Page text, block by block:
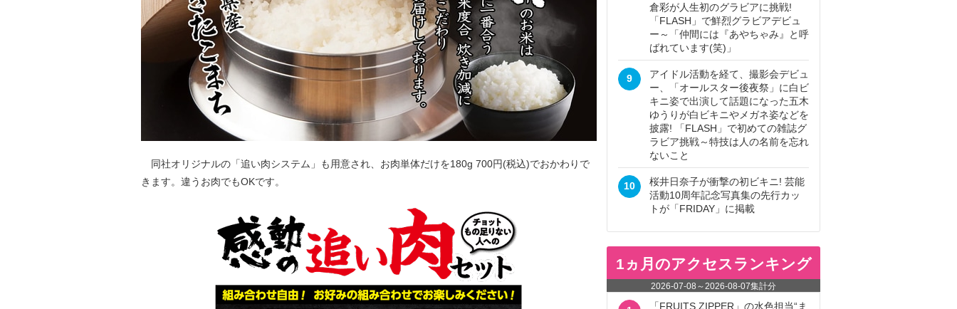
同社オリジナルの「追い肉システム」も用意され、お肉単体だけを180g 700円(税込)でおかわりで
きます。違うお肉でもOKです。
倉彩が人生初のグラビアに挑戦!
「FLASH」で鮮烈グラビアデビュ
ー～「仲間には『あやちゃみ』と呼
ばれています(笑)」
9
アイドル活動を経て、撮影会デビュ
ー、「オールスター後夜祭」に白ビ
キニ姿で出演して話題になった五木
ゆうりが白ビキニやメガネ姿などを
披露! 「FLASH」で初めての雑誌グ
ラビア挑戦～特技は人の名前を忘れ
ないこと
10
桜井日奈子が衝撃の初ビキニ! 芸能
活動10周年記念写真集の先行カッ
トが「FRIDAY」に掲載
1ヵ月のアクセスランキング
2026-07-08 ～2026-08-07集計分
「FRUITS ZIPPER」の水色担当“ま